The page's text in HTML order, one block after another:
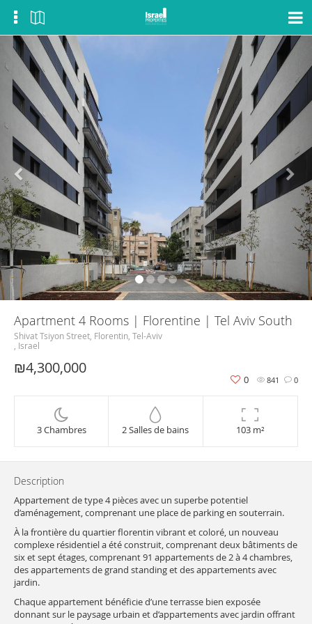
Apartment 4 Rooms | Florentine | Tel Aviv South
Shivat Tsiyon Street, Florentin, Tel-Aviv
, Israel
₪4,300,000
841 0
0
3 Chambres 2 Salles de bains 103 m²
Description
Appartement de type 4 pièces avec un superbe potentiel
d’aménagement, comprenant une place de parking en souterrain.
À la frontière du quartier florentin vibrant et coloré, un nouveau
complexe résidentiel a été construit, comprenant deux bâtiments de
six et sept étages, comprenant 91 appartements de 2 à 4 chambres,
des appartements de grand standing et des appartements avec
jardin.
Chaque appartement bénéficie d’une terrasse bien exposée
donnant sur le paysage urbain et d’appartements avec jardin offrant